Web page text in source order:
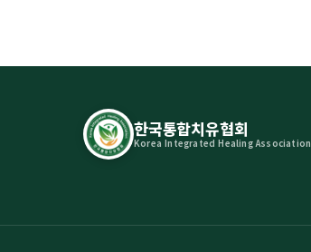
한국통합치유협회
Korea Integrated Healing Association